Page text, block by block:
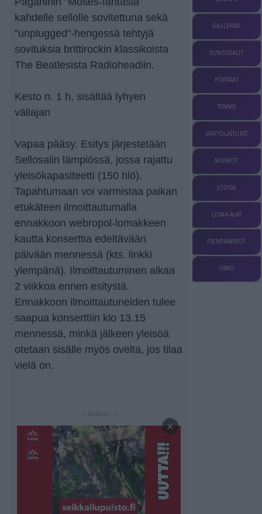
kahdelle sellolle sovitettuna sekä
"unplugged"-hengessä tehtyjä
sovituksia brittirockin klassikoista
The Beatlesista Radioheadiin.
Kesto n. 1 h, sisältää lyhyen
väliajan
Vapaa pääsy. Esitys järjestetään
Sellosalin lämpiössä, jossa rajattu
yleisökapasiteetti (150 hlö).
Tapahtumaan voi varmistaa paikan
etukäteen ilmoittautumalla
ennakkoon webropol-lomakkeen
kautta konserttia edeltävään
päivään mennessä (kts. linkki
ylempänä). Ilmoittautuminen alkaa
2 viikkoa ennen esitystä.
Ennakkoon ilmoittautuneiden tulee
saapua konserttiin klo 13.15
mennessä, minkä jälkeen yleisöä
otetaan sisälle myös ovelta, jos tilaa
vielä on.
×
GALLERIAT
KUNTOSALIT
PORTAAT
TENNIS
MATTOLAITURIT
MUSEOT
JOOGA
LOMA-AJAT
PIENPANIMOT
UINTI